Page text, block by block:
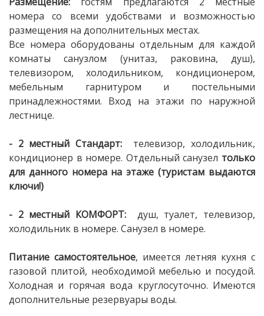
номера со всеми удобствами и возможностью
размещения на дополнительных местах.
Все номера оборудованы отдельным для каждой
комнаты санузлом (унитаз, раковина, душ),
телевизором, холодильником, кондиционером,
мебельным гарнитуром и постельными
принадлежностями. Вход на этажи по наружной
лестнице.
- 2 местный Стандарт:
телевизор, холодильник,
кондиционер в номере. Отдельный санузел только
для данного номера на этаже (туристам выдаются
ключи!)
- 2 местный КОМФОРТ: душ, туалет, телевизор,
холодильник в номере. Санузел в номере.
Питание самостоятельное, имеется летняя кухня с
газовой плитой, необходимой мебелью и посудой.
Холодная и горячая вода круглосуточно. Имеются
дополнительные резервуары воды.